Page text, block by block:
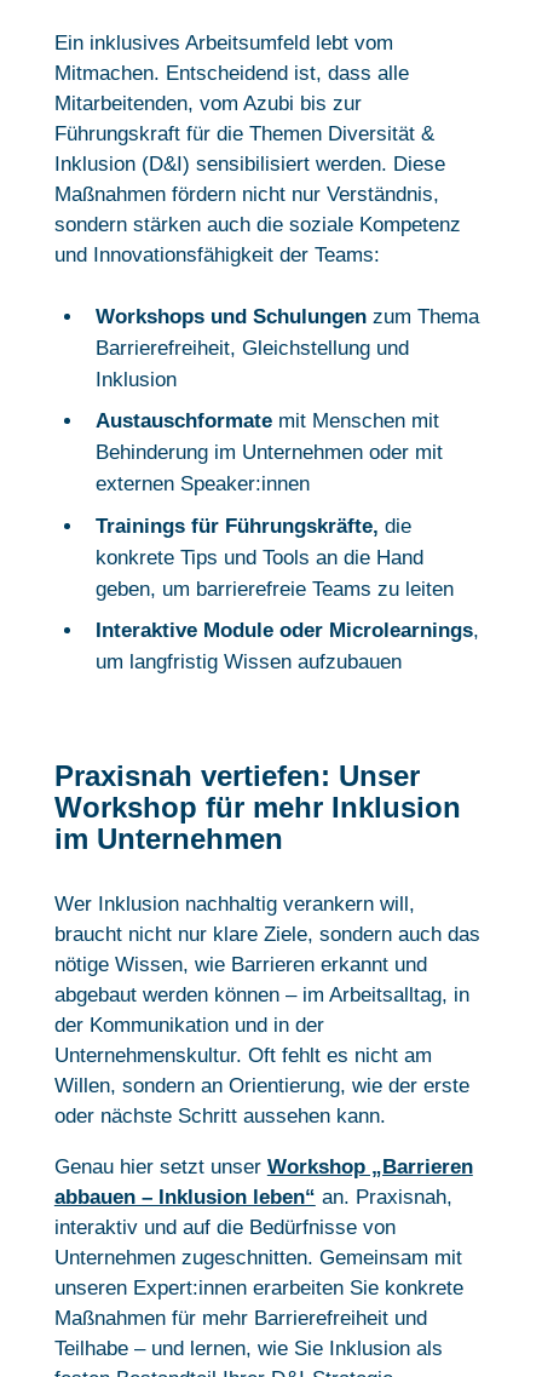
Ein inklusives Arbeitsumfeld lebt vom
Mitmachen. Entscheidend ist, dass alle
Mitarbeitenden, vom Azubi bis zur
Führungskraft für die Themen Diversität &
Inklusion (D&I) sensibilisiert werden. Diese
Maßnahmen fördern nicht nur Verständnis,
sondern stärken auch die soziale Kompetenz
und Innovationsfähigkeit der Teams:
Workshops und Schulungenzum Thema
Barrierefreiheit, Gleichstellung und
Inklusion
Austauschformatemit Menschen mit
Behinderung im Unternehmen oder mit
externen Speaker:innen
Trainings für Führungskräfte, die
konkrete Tips und Tools an die Hand
geben, um barrierefreie Teams zu leiten
Interaktive Module oder Microlearnings,
um langfristig Wissen aufzubauen
Praxisnah vertiefen: Unser
Workshop für mehr Inklusion
im Unternehmen
Wer Inklusion nachhaltig verankern will,
braucht nicht nur klare Ziele, sondern auch das
nötige Wissen, wie Barrieren erkannt und
abgebaut werden können – im Arbeitsalltag, in
der Kommunikation und in der
Unternehmenskultur. Oft fehlt es nicht am
Willen, sondern an Orientierung, wie der erste
oder nächste Schritt aussehen kann.
Genau hier setzt unser Workshop „Barrieren
abbauen – Inklusion leben“ an. Praxisnah,
interaktiv und auf die Bedürfnisse von
Unternehmen zugeschnitten. Gemeinsam mit
unseren Expert:innen erarbeiten Sie konkrete
Maßnahmen für mehr Barrierefreiheit und
Teilhabe – und lernen, wie Sie Inklusion als